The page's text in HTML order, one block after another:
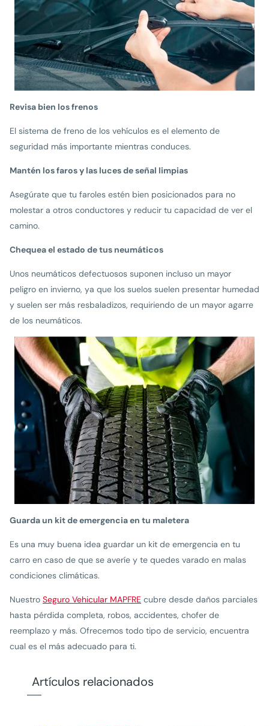
Revisa bien los frenos
El sistema de freno de los vehículos es el elemento de
seguridad más importante mientras conduces.
Mantén los faros y las luces de señal limpias
Asegúrate que tu faroles estén bien posicionados para no
molestar a otros conductores y reducir tu capacidad de ver el
camino.
Chequea el estado de tus neumáticos
Unos neumáticos defectuosos suponen incluso un mayor
peligro en invierno, ya que los suelos suelen presentar humedad
y suelen ser más resbaladizos, requiriendo de un mayor agarre
de los neumáticos.
Guarda un kit de emergencia en tu maletera
Es una muy buena idea guardar un kit de emergencia en tu
carro en caso de que se averíe y te quedes varado en malas
condiciones climáticas.
Nuestro Seguro Vehicular MAPFRE cubre desde daños parciales
hasta pérdida completa, robos, accidentes, chofer de
reemplazo y más. Ofrecemos todo tipo de servicio, encuentra
cual es el más adecuado para ti.
Artículos relacionados